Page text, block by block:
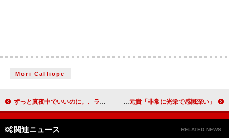
Mori Calliope
ずっと真夜中でいいのに。、ライブ映像作品『永遠深夜万博「名巧は愚なるが如し」』ダイジェスト公開 Mrs. GREEN APPLEが「グリーンアップル大使」に就任、大森元貴「非常に光栄で感慨深い」
関連ニュース RELATED NEWS